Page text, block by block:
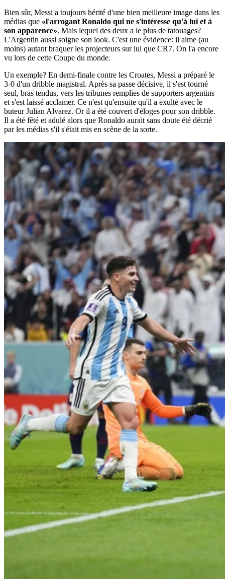
Bien sûr, Messi a toujours hérité d'une bien meilleure image dans les
médias que «l'arrogant Ronaldo qui ne s'intéresse qu'à lui et à
son apparence». Mais lequel des deux a le plus de tatouages?
L'Argentin aussi soigne son look. C'est une évidence: il aime (au
moins) autant braquer les projecteurs sur lui que CR7. On l'a encore
vu lors de cette Coupe du monde.
Un exemple? En demi-finale contre les Croates, Messi a préparé le
3-0 d'un dribble magistral. Après sa passe décisive, il s'est tourné
seul, bras tendus, vers les tribunes remplies de supporters argentins
et s'est laissé acclamer. Ce n'est qu'ensuite qu'il a exulté avec le
buteur Julian Alvarez. Or il a été couvert d'éloges pour son dribble.
Il a été fêté et adulé alors que Ronaldo aurait sans doute été décrié
par les médias s'il s'était mis en scène de la sorte.